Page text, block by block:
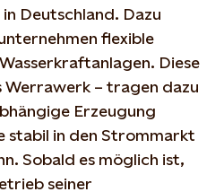
Deutschland. Dazu
flexible
Diese
Werrawerk – tragen dazu
Erzeugung
stabil in den Strommarkt
Sobald es möglich ist,
seiner